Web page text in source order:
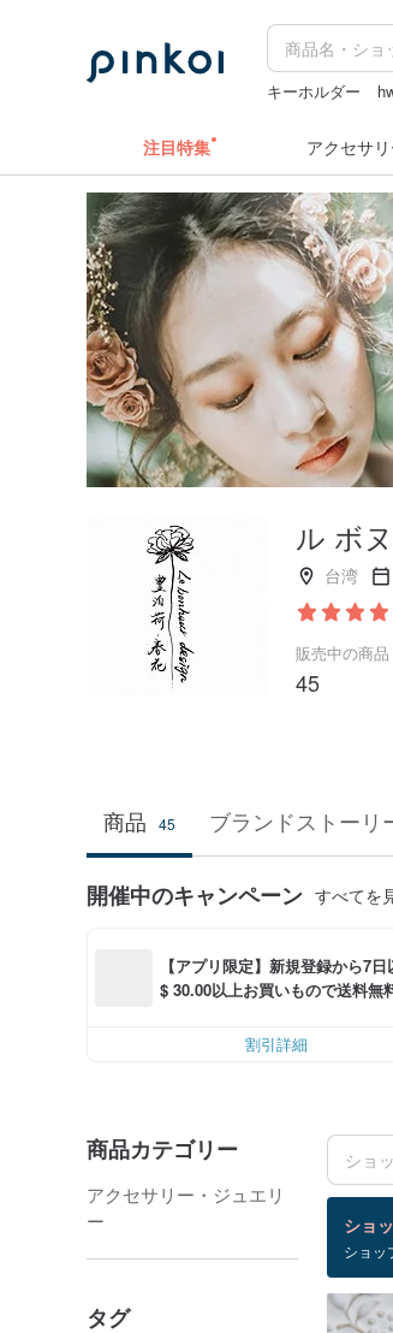
キーホルダー
注目特集 アクセサ
ル ボ
台湾
販売中の商品
45
商品 45 ブランドストーリ
開催中のキャンペーン すべてを
【アプリ限定】新規登録から7
$ 30.00以上お買いもので送料無
割引詳細
商品カテゴリー
アクセサリー・ジュエリ
ー
タグ
ショ
ショッ
検索結
糸の